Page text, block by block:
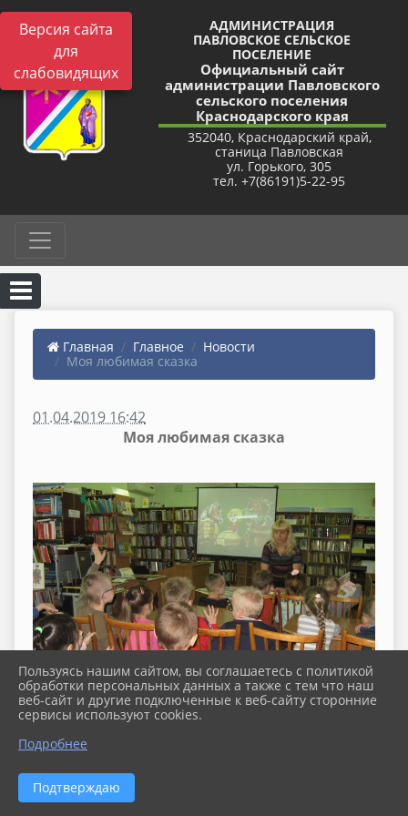
Версия сайта
для
слабовидящих
АДМИНИСТРАЦИЯ
ПАВЛОВСКОЕ СЕЛЬСКОЕ
ПОСЕЛЕНИЕ
Официальный сайт
администрации Павловского
сельского поселения
Краснодарского края
352040, Краснодарский край,
станица Павловская
ул. Горького, 305
тел. +7(86191)5-22-95
Главная Главное
Новости
Моя любимая сказка
01.04.2019 16:42
Моя любимая сказка
Пользуясь нашим сайтом, вы соглашаетесь с политикой
обработки персональных данных а также с тем что наш
веб-сайт и другие подключенные к веб-сайту сторонние
сервисы используют cookies.
Подробнее
Подтверждаю